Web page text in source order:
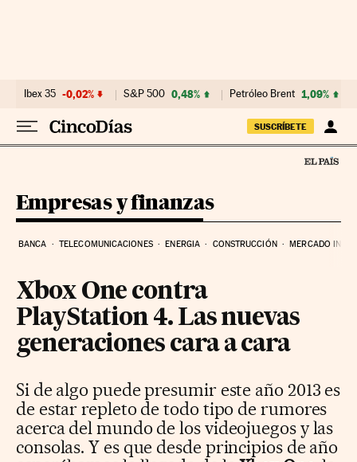
Ibex 35 -0,02% S&P 500 0,48% Petróleo Brent 1,09%
SUSCRÍBETE
Empresas y finanzas
BANCA TELECOMUNICACIONES ENERGIA CONSTRUCCIÓN MERCADO
Xbox One contra
PlayStation 4. Las nuevas
generaciones cara a cara
Si de algo puede presumir este año 2013 es
de estar repleto de todo tipo de rumores
acerca del mundo de los videojuegos y las
consolas. Y es que desde principios de año